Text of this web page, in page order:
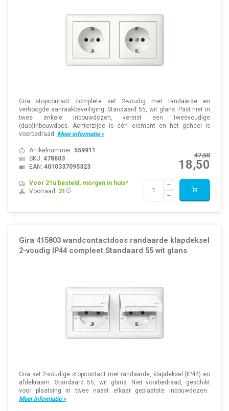
Gira stopcontact complete set 2-voudig met randaarde en
verhoogde aanraakbeveiliging. Standaard 55, wit glans. Past niet in
twee enkele inbouwdozen, vereist een tweevoudige
(duo)inbouwdoos. Achterzijde is één element en het geheel is
voorbedraad. Meer informatie »
47,00
18,50
Artikelnummer: 559911
SKU: 478603
EAN: 4010337095323
Voor 21u besteld, morgen in huis*
Voorraad: 31
Gira 415803 wandcontactdoos randaarde klapdeksel
2-voudig IP44 compleet Standaard 55 wit glans
Gira set 2-voudige stopcontact met randaarde, klapdeksel (IP44) en
afdekraam. Standaard 55, wit glans. Niet voorbedraad, geschikt
voor plaatsing in twee naast elkaar geplaatste inbouwdozen.
Meer informatie »